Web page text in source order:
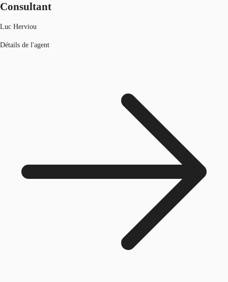
Consultant
Luc Herviou
Détails de l'agent